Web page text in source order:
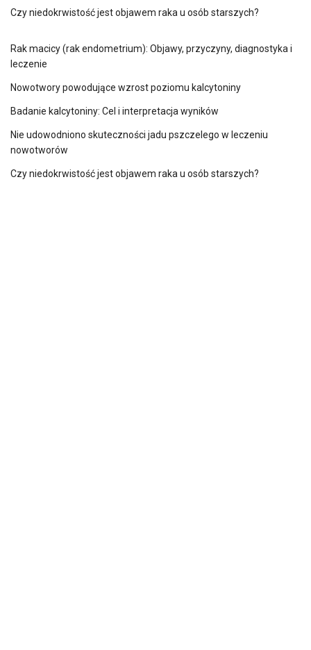
Czy niedokrwistość jest objawem raka u osób starszych?
Rak macicy (rak endometrium): Objawy, przyczyny, diagnostyka i
leczenie
Nowotwory powodujące wzrost poziomu kalcytoniny
Badanie kalcytoniny: Cel i interpretacja wyników
Nie udowodniono skuteczności jadu pszczelego w leczeniu
nowotworów
Czy niedokrwistość jest objawem raka u osób starszych?